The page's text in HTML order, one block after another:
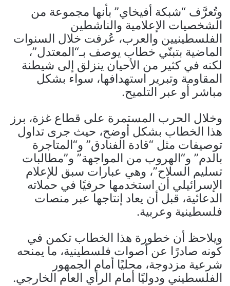
وتُعرَّف “شبكة أفيخاي” بأنها مجموعة من
الشخصيات الإعلامية والناشطين
الفلسطينيين والعرب، عُرفت خلال السنوات
الماضية بتبنّي خطاب يوصف بـ“المعتدل”،
لكنه في كثير من الأحيان ينزلق إلى شيطنة
المقاومة وتبرير استهدافها، سواء بشكل
مباشر أو عبر التلميح.
وخلال الحرب المستمرة على قطاع غزة، برز
هذا الخطاب بشكل أوضح، حيث جرى تداول
توصيفات مثل “قادة الفنادق” و“المتاجرة
بالدم” و“الهروب من المواجهة” و”مطالبات
تسليم السلاح”، وهي عبارات سبق للإعلام
الإسرائيلي أن استخدمها حرفيًا في حملاته
الدعائية، قبل أن يعاد إنتاجها عبر منصات
فلسطينية وعربية.
ويلاحظ أن خطورة هذا الخطاب تكمن في
كونه صادرًا عن أصوات فلسطينية، ما يمنحه
شرعية مزدوجة، محليًا أمام الجمهور
الفلسطيني ودوليًا أمام الرأي العام الخارجي.